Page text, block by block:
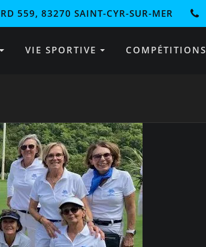
RD 559, 83270 SAINT-CYR-SUR-MER
VIE SPORTIVE COMPÉTITIONS